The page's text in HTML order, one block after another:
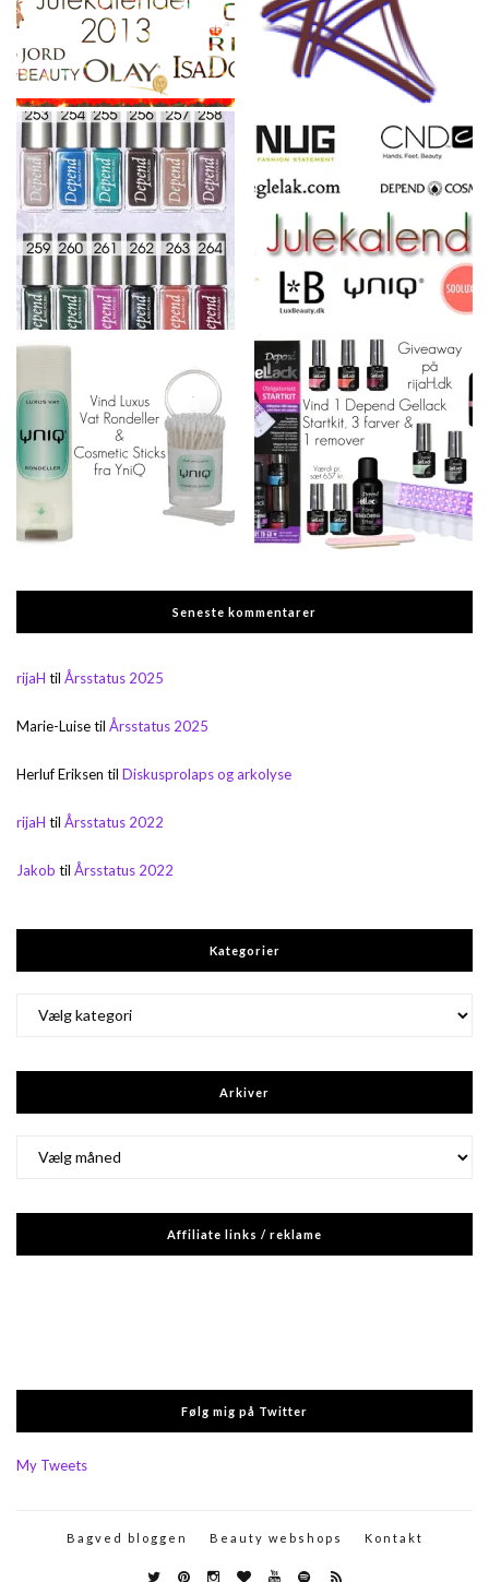
Seneste kommentarer
rijaH til Årsstatus 2025
Marie-Luisetil Årsstatus 2025
Herluf Eriksen til Diskusprolaps og arkolyse
rijaH til Årsstatus 2022
Jakob til Årsstatus 2022
Kategorier
Arkiver
Affiliate links / reklame
Følg mig på Twitter
My Tweets
Bagved bloggen Beauty webshops Kontakt